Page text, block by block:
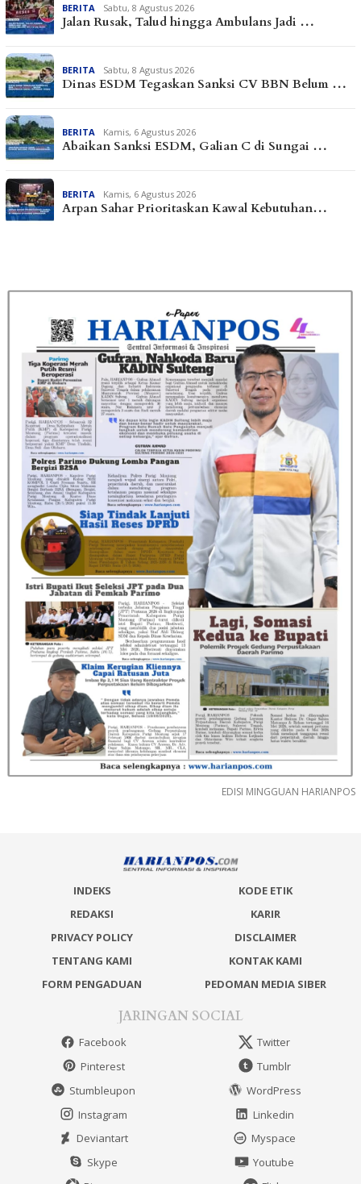
BERITA Sabtu, 8 Agustus 2026
Jalan Rusak, Talud hingga Ambulans Jadi …
BERITA Sabtu, 8 Agustus 2026
Dinas ESDM Tegaskan Sanksi CV BBN Belum …
BERITA Kamis, 6 Agustus 2026
Abaikan Sanksi ESDM, Galian C di Sungai …
BERITA Kamis, 6 Agustus 2026
Arpan Sahar Prioritaskan Kawal Kebutuhan…
EDISI MINGGUAN HARIANPOS
INDEKS
KODE ETIK
REDAKSI
KARIR
PRIVACY POLICY
DISCLAIMER
TENTANG KAMI
KONTAK KAMI
FORM PENGADUAN
PEDOMAN MEDIA SIBER
JARINGAN SOCIAL
Facebook
Twitter
Pinterest
Tumblr
Stumbleupon
WordPress
Instagram
Linkedin
Deviantart
Myspace
Skype
Youtube